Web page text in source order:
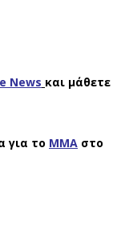
News και μάθετε
για το ΜΜΑ στο